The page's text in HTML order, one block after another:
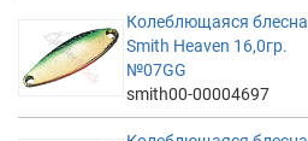
Колеблющаяся блесна
Smith Heaven 16,0гр.
№07GG
smith00-00004697